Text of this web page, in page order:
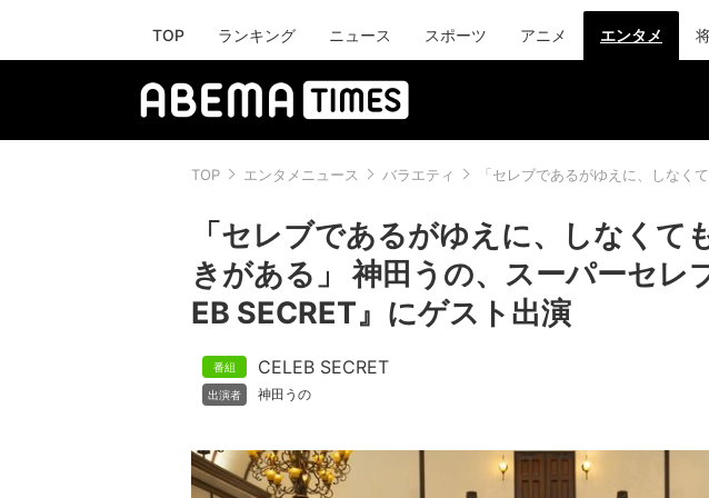
TOP ランキング ニュース スポーツ アニメ エンタメ
TOP エンタメニュース バラエティ 「セレブであるがゆえに、しなく
「セレブであるがゆえに、しなくて
きがある」 神田うの、スーパーセレ
EB SECRET』にゲスト出演
CELEB SECRET
神田うの